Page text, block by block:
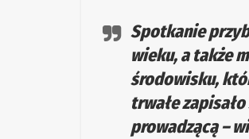
Spotkanie
wieku, a także
środowisku,
trwałe
prowadzącą –